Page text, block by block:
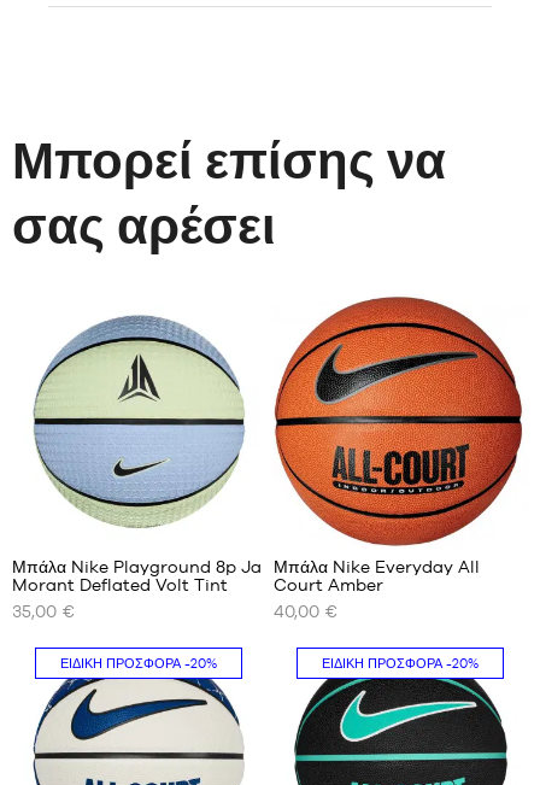
Μπορεί επίσης να
σας αρέσει
ΤΑ
ΔΙΑΘΈΣΙΜΑ
μέγεθος
7
Μπάλα Nike Playground 8p Ja
Morant Deflated Volt Tint
35,00 €
ΤΑ
ΔΙΑΘΈΣΙΜΑ
μέγεθος
5
μέγεθος
6
8
Μπάλα Nike Everyday All
Court Amber
40,00 €
ΕΙΔΙΚΉ ΠΡΟΣΦΟΡΆ-20% ΕΙΔΙΚΉ ΠΡΟΣΦΟΡΆ-20%